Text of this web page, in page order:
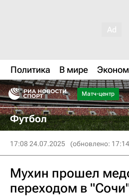
Политика В мире
Матч-центр
Футбол
17:08 24.07.2025 (обновлено:
Мухин прошел
переходом в